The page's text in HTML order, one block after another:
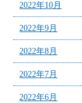
2022年10月
2022年9月
2022年8月
2022年7月
2022年6月